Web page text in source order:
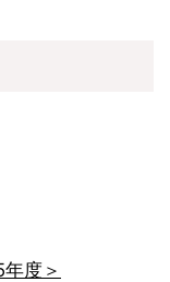
度＞